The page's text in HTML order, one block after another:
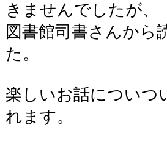
きませんでしたが、
図書館司書さんから
た。
楽しいお話についつ
れます。